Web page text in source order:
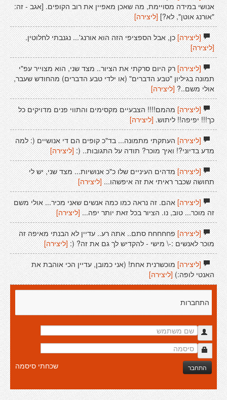
אנושי במידה מסויימת, מה שאכן מאפיין את רוב הקופים. [אגב - זה:
"אורנג אוטן", לא?] [ליצירה]
[ליצירה]כן, אבל הספציפי הזה הוא אורנג'... נגנבתי לחלוטין.
[ליצירה]
[ליצירה]רק היום סרקתי את הציור.. מצד שני, הוא מצוייר עפ"י
תמונה בגיליון "טבע הדברים" (או ילדי טבע הדברים) מהחודש שעבר,
אולי משם..? [ליצירה]
[ליצירה]מהמם!!!! הצבעיים מקסימים והתווי פנים מדויקים כל
כך!!! יפיפה!! ליתוש. [ליצירה]
[ליצירה]העתקתי מתמונה... בד"כ קופים הם די אנושיים (: למה
מדע בדיוני?! ואיך מוכר? תודה על התגובות.. (: [ליצירה]
[ליצירה]מדהים העיניים שלו כ"כ אנושיות... מצד שני, יש לי
תחושה שכבר ראיתי את זה איפשהו... [ליצירה]
[ליצירה]אהם. זה נראה כמו כמה אנשים שאני מכיר... אולי משם
זה מוכר... טוב, נו. הציור בכל זאת יותר יפה... [ליצירה]
[ליצירה]פחחחחח סתם.. אתה רע.. עדיין לא הבנתי מאיפה זה
מוכר לאנשים :-\ מישי - להקדיש לך גם את זה? (: [ליצירה]
[ליצירה]מוכשרנית אחת! (אני כמובן, עדיין הכי אוהבת את
האנטי לופה:)[ליצירה]
התחברות
התחבר שכחתי סיסמה